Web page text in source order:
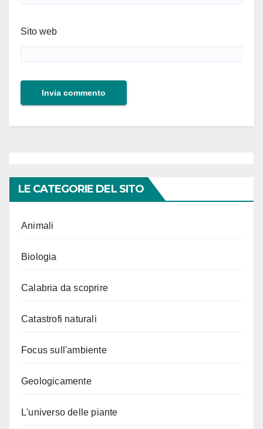
Sito web
LE CATEGORIE DEL SITO
Animali
Biologia
Calabria da scoprire
Catastrofi naturali
Focus sull'ambiente
Geologicamente
L'universo delle piante